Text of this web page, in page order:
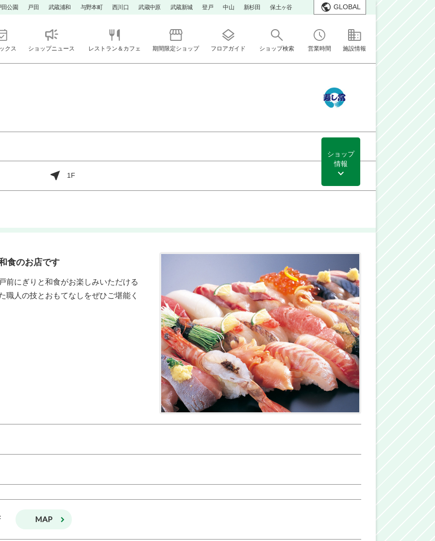
田公園 戸田 武蔵浦和 与野本町 西川口 武蔵中原 武蔵新城 登戸 中山 新杉田 保土ヶ谷 GLOBAL
クス ショップニュース レストラン＆カフェ 期間限定ショップ フロアガイド ショップ検索 営業時間 施設情報
1F
ショップ
情報
食のお店です
前にぎりと和食がお楽しみいただける
職人の技とおもてなしをぜひご堪能く
MAP